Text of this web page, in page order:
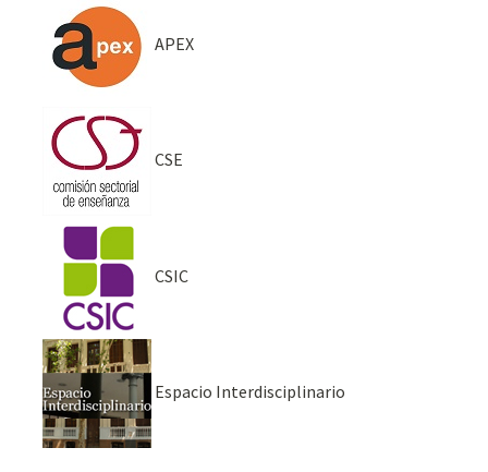
APEX
CSE
CSIC
Espacio Interdisciplinario